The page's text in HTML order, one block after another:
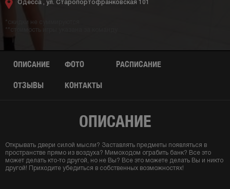
Одесса , ул. Старопортофранковская 101
*скидки не суммируются
**стоимость игры указана за команду
ОПИСАНИЕ ФОТО РАСПИСАНИЕ
ОТЗЫВЫ КОНТАКТЫ
ОПИСАНИЕ
Открывать двери силой мысли? Заставлять предметы появляться в
пространстве прямо из воздуха? Мимоходом ограбить банк? Все это
может делать кто-то другой, но не Вы? Все это можете делать Вы и никто
другой! Приходите убедиться в собственных возможностях!